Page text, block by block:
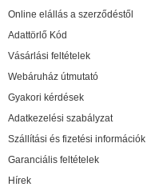
Online elállás a szerződéstől
Adattörlő Kód
Vásárlási feltételek
Webáruház útmutató
Gyakori kérdések
Adatkezelési szabályzat
Szállítási és fizetési információk
Garanciális feltételek
Hírek